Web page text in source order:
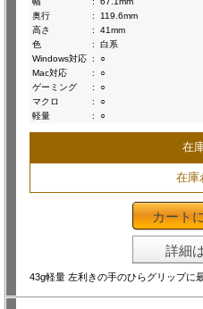
奥行
:
119.6mm
高さ
:
41mm
色
:
白系
Windows対応 :
○
Mac対応
:
○
ゲーミング
:
○
マクロ
:
○
軽量
: ○
在
在庫
カート
詳細
43g軽量 左利きの手のひらグリップに